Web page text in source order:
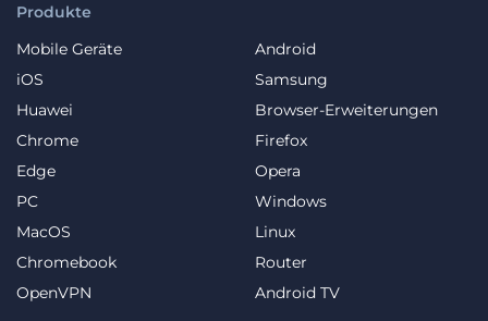
Produkte
Mobile Geräte
Android
iOS
Samsung
Huawei
Browser-Erweiterungen
Chrome
Firefox
Edge
Opera
PC
Windows
MacOS
Linux
Chromebook
Router
OpenVPN
Android TV